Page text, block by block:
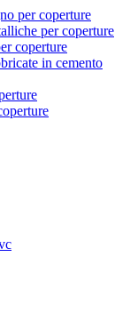
per coperture
per coperture
coperture
in cemento